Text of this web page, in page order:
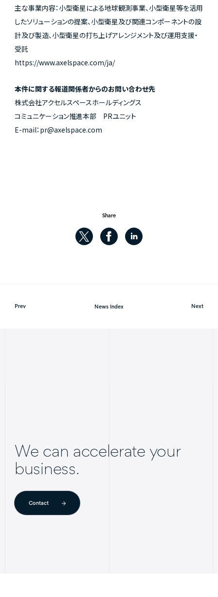
主な事業内容：小型衛星による地球観測事業、小型衛星等を活用
したソリューションの提案、小型衛星及び関連コンポーネントの設
計及び製造、小型衛星の打ち上げアレンジメント及び運用支援・
受託
https://www.axelspace.com/ja/
本件に関する報道関係者からのお問い合わせ先
株式会社アクセルスペースホールディングス
コミュニケーション推進本部 PRユニット
E-mail： pr@axelspace.com
Prev Next
News Index
Share
We can accelerate your
business.
Contact